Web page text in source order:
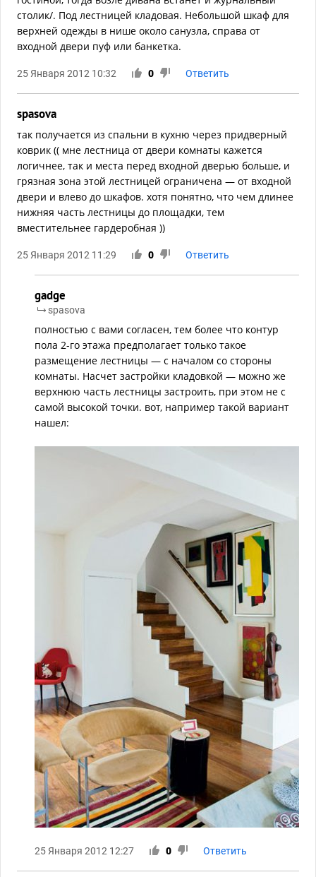
столик/. Под лестницей кладовая. Небольшой шкаф для
верхней одежды в нише около санузла, справа от
входной двери пуф или банкетка.
25 Января 2012 10:32 0 Ответить
spasova
так получается из спальни в кухню через придверный
коврик (( мне лестница от двери комнаты кажется
логичнее, так и места перед входной дверью больше, и
грязная зона этой лестницей ограничена — от входной
двери и влево до шкафов. хотя понятно, что чем длинее
нижняя часть лестницы до площадки, тем
вместительнее гардеробная ))
25 Января 2012 11:29 0 Ответить
gadge
spasova
полностью с вами согласен, тем более что контур
пола 2-го этажа предполагает только такое
размещение лестницы — с началом со стороны
комнаты. Насчет застройки кладовкой — можно же
верхнюю часть лестницы застроить, при этом не с
самой высокой точки. вот, например такой вариант
нашел:
25 Января 2012 12:27 0 Ответить